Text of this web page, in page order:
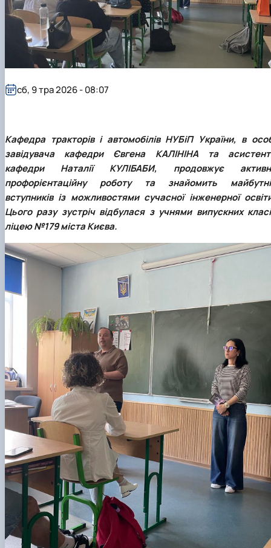
Кафедра тракторів і автомобілів НУБіП України, в
завідувача кафедри Євгена КАЛІНІНА та
кафедри Наталії КУЛІБАБИ, продовжує
профорієнтаційну роботу та знайомить
вступників із можливостями сучасної інженерної
Цього разу зустріч відбулася з учнями випускних
ліцею №179 міста Києва.
сб, 9 тра 2026 - 08:07